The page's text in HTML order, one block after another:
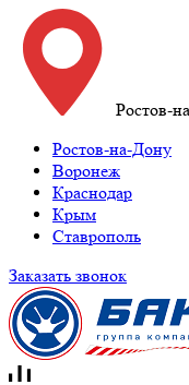
Ростов-
Ростов-на-Дону
Воронеж
Краснодар
Крым
Ставрополь
Заказать звонок